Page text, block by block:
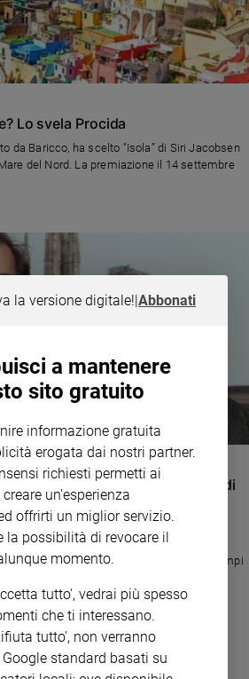
Lo svela Procida
da Baricco, ha scelto "Isola” di Siri Jacobsen
del Nord. La premiazione il 14 settembre
dei migranti americani di Furore di
in onda "Steinbeck, Furore", letture di
di Francesco Bianconi dei Baustelle. Un
i drammi degli immigrati dei nostri tempi
Baricco
la versione digitale!|Abbonati
a mantenere
sito gratuito
informazione gratuita
erogata dai nostri partner.
richiesti permetti ai
un'esperienza
offrirti un miglior servizio.
la possibilità di revocare il
momento.
tutto', vedrai più spesso
che ti interessano.
tutto', non verranno
standard basati su